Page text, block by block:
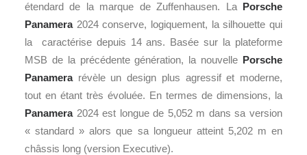
étendard de la marque de Zuffenhausen. La Porsche
Panamera2024 conserve, logiquement, la silhouette qui
la caractérise depuis 14 ans. Basée sur la plateforme
MSB de la précédente génération, la nouvelle Porsche
Panamerarévèle un design plus agressif et moderne,
tout en étant très évoluée. En termes de dimensions, la
Panamera2024 est longue de 5,052 m dans sa version
« standard » alors que sa longueur atteint 5,202 m en
châssis long (version Executive).